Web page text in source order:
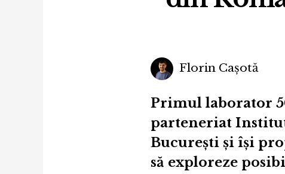
Florin Cașotă
Primul laborator
parteneriat
București și își
să exploreze